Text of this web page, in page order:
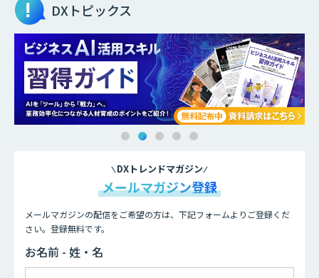
DXトピックス
DXトレンドマガジン
メールマガジン登録
メールマガジンの配信をご希望の方は、下記フォームよりご登録くだ
さい。登録無料です。
お名前 - 姓・名